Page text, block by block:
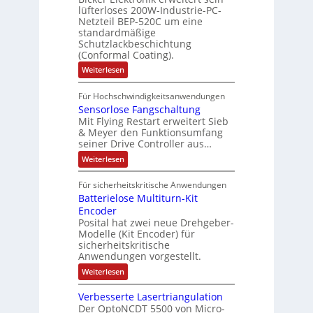
g
e
s
c
h
ä
f
t
r
i
s
c
h
e
t
o
m
a
t
i
o
g
e
w
ä
h
t
i
e
l
e
i
o
n
e
n
A
r
b
e
i
t
s
k
f
t
e
t
i
o
n
e
x
p
a
n
d
i
e
r
d
u
l
e
m
i
t
2
u
n
d
4
0
A
lüfterloses 200W-Industrie-PC-
Netzteil BEP-520C um eine
standardmäßige
Schutzlackbeschichtung
(Conformal Coating).
Weiterlesen:
I
C
-
N
e
t
z
t
e
l
e
ä
l
t
S
c
h
u
t
z
Für Hochschwindigkeitsanwendungen
Sensorlose Fangschaltung
Mit Flying Restart erweitert Sieb
& Meyer den Funktionsumfang
seiner Drive Controller aus…
Weiterlesen:
S
n
s
l
o
s
e
F
a
n
g
s
Für sicherheitskritische Anwendungen
Batterielose Multiturn-Kit
Encoder
Posital hat zwei neue Drehgeber-
Modelle (Kit Encoder) für
sicherheitskritische
Anwendungen vorgestellt.
Weiterlesen:
B
t
t
Verbesserte Lasertriangulation
Der OptoNCDT 5500 von Micro-